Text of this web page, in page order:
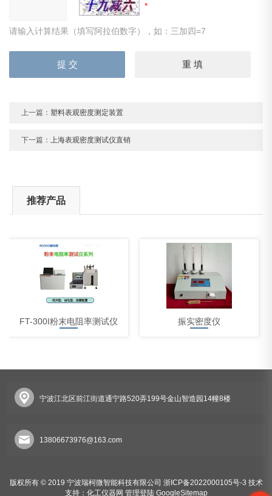
请输入计算结果（填写阿拉伯数字），如：三加四=7
上一篇：塑料表观密度测定装置
下一篇：上海表观密度测试仪直销
推荐产品
FT-300I粉末电阻率测试仪 振实密度仪
宁波江北区前江街道通宁路520弄199号金山智造园14幢8楼
13806673976@163.com
版权所有 © 2019 宁波瑞柯微智能科技有限公司 浙ICP备2022000105号-3 技术
支持： 化工仪器网 管理登陆 GoogleSitemap